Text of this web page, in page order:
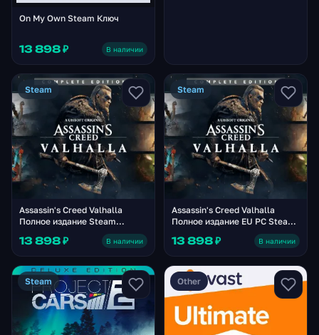
On My Own Steam Ключ
13 898 ₽ В наличии
Steam
Assassin's Creed Valhalla
Полное издание Steam
13 898 ₽ В наличии
Steam
Assassin's Creed Valhalla
Полное издание EU PC Steam
13 898 ₽ В наличии
Steam Other